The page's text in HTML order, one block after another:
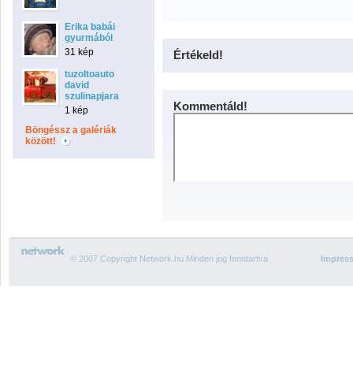
Erika babái
gyurmából
31 kép
tuzoltoauto
david
szulinapjara
1 kép
Böngéssz a galériák
között!
Értékeld!
Kommentáld!
© 2007 Copyright Network.hu Minden jog fenntartva.